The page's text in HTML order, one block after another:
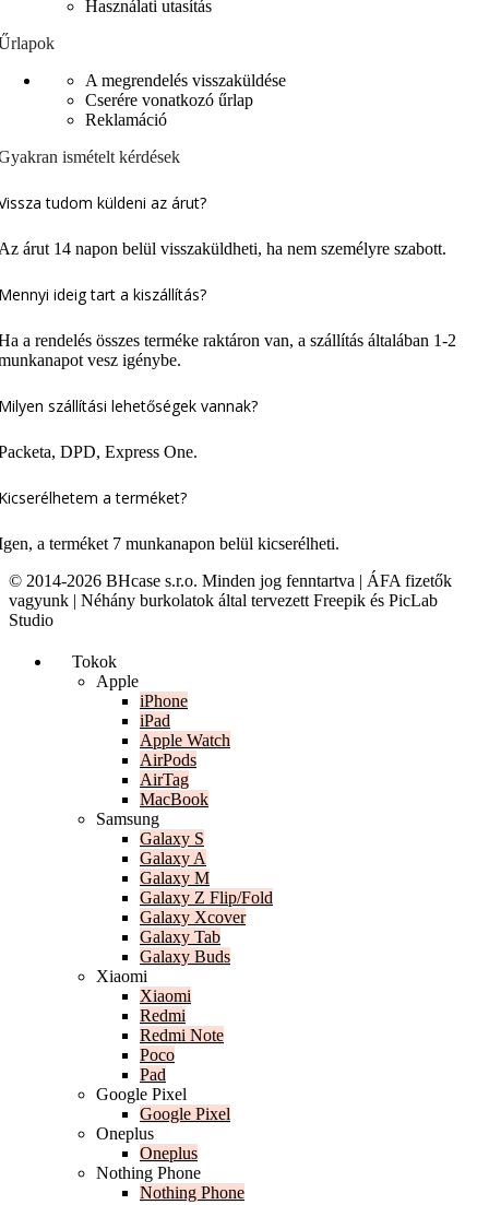
Használati utasítás
A megrendelés visszaküldése
Cserére vonatkozó űrlap
Reklamáció
ismételt kérdések
tudom küldeni az árut?
árut 14 napon belül visszaküldheti, ha nem személyre szabott.
ideig tart a kiszállítás?
a rendelés összes terméke raktáron van, a szállítás általában 1-2
vesz igénybe.
szállítási lehetőségek vannak?
DPD, Express One.
a terméket?
a terméket 7 munkanapon belül kicserélheti.
© 2014-2026 BHcase s.r.o. Minden jog fenntartva | ÁFA fizetők
vagyunk | Néhány burkolatok által tervezett Freepik és PicLab
Studio
Tokok
Apple
iPhone
iPad
Apple Watch
AirPods
AirTag
MacBook
Samsung
Galaxy S
Galaxy A
Galaxy M
Galaxy Z Flip/Fold
Galaxy Xcover
Galaxy Tab
Galaxy Buds
Xiaomi
Xiaomi
Redmi
Redmi Note
Poco
Pad
Google Pixel
Google Pixel
Oneplus
Oneplus
Nothing Phone
Nothing Phone